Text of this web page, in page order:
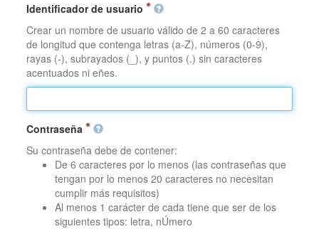
Identificador de usuario
Crear un nombre de usuario válido de 2 a 60 caracteres
de longitud que contenga letras (a-Z), números (0-9),
rayas (-), subrayados (_), y puntos (.) sin caracteres
acentuados ni eñes.
Contraseña
Su contraseña debe de contener:
De 6 caracteres por lo menos (las contraseñas que
tengan por lo menos 20 caracteres no necesitan
cumplir más requisitos)
Al menos 1 carácter de cada tiene que ser de los
siguientes tipos: letra, nÚmero